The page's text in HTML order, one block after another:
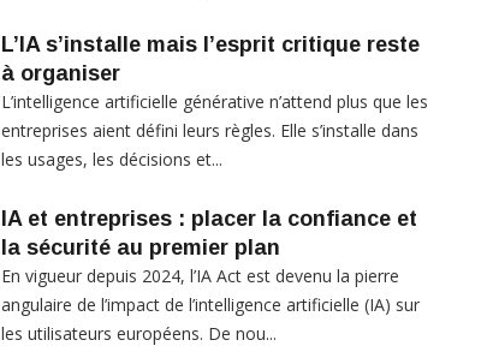
L’IA s’installe mais l’esprit critique reste
à organiser
L’intelligence artificielle générative n’attend plus que les
entreprises aient défini leurs règles. Elle s’installe dans
les usages, les décisions et...
IA et entreprises : placer la confiance et
la sécurité au premier plan
En vigueur depuis 2024, l’IA Act est devenu la pierre
angulaire de l’impact de l’intelligence artificielle (IA) sur
les utilisateurs européens. De nou...